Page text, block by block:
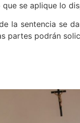
se aplique lo
la sentencia se
partes podrán